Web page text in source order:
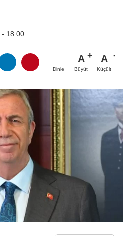
- 18:00
Dinle
A
Büyüt
A
Küçült